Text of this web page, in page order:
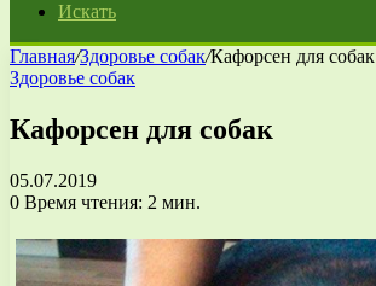
Искать
Главная/Здоровье собак/Кафорсен для собак
Здоровье собак
Кафорсен для собак
05.07.2019
0 Время чтения: 2 мин.